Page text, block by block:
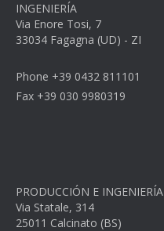
INGENIERÍA
Via Enore Tosi, 7
33034 Fagagna (UD) - ZI
Phone +39 0432 811101
Fax +39 030 9980319
PRODUCCIÓN E INGENIERÍA
Via Statale, 314
25011 Calcinato (BS)